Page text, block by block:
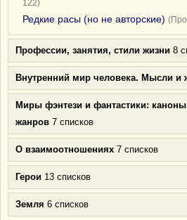
122)
Редкие расы (но не авторские)
Профессии, занятия, стили жизни 8
Внутренний мир человека. Мысли и
Миры фэнтези и фантастики:
жанров 7 списков
О взаимоотношениях 7 списков
Герои 13 списков
Земля 6 списков